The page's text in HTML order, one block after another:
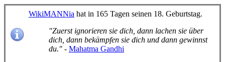
WikiMANNia hat in 165 Tagen seinen 18. Geburtstag.
"Zuerst ignorieren sie dich, dann lachen sie über
dich, dann bekämpfen sie dich und dann gewinnst
du." - Mahatma Gandhi